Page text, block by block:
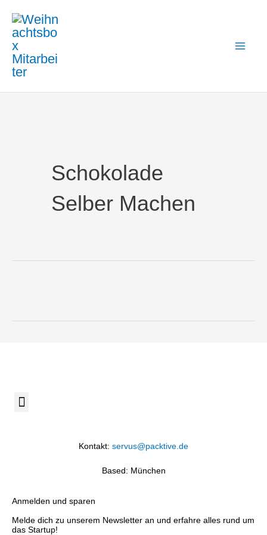
Zum
Inhalt
springen
Schokolade
Selber Machen
Menü
Kontakt: servus@packtive.de
Based: München
Anmelden und sparen
Melde dich zu unserem Newsletter an und erfahre alles rund um
das Startup!